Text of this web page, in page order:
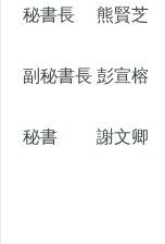
秘書長 熊賢芝
副秘書長 彭宣榕
秘書 謝文卿